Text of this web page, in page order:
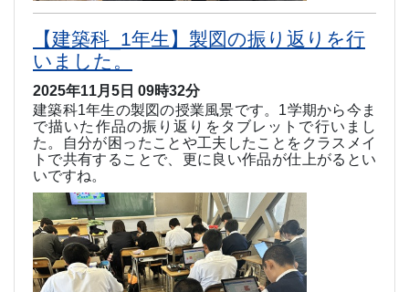
【建築科_1年生】製図の振り返りを行
いました。
2025年11月5日 09時32分
建築科1年生の製図の授業風景です。 1学期から今ま
で描いた作品の振り返りをタブレットで行いまし
た。自分が困ったことや工夫したことをクラスメイ
トで共有することで、更に良い作品が仕上がるとい
いですね。